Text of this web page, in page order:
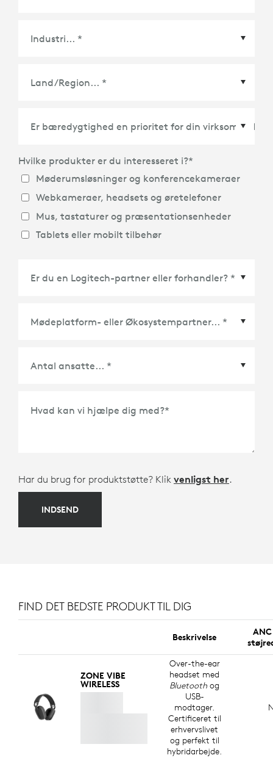
Hvilke produkter er du interesseret i?*
Møderumsløsninger og konferencekameraer
Webkameraer, headsets og øretelefoner
Mus, tastaturer og præsentationsenheder
Tablets eller mobilt tilbehør
Hvad kan vi hjælpe dig med?*
Har du brug for produktstøtte? Klik venligst her.
INDSEND
FIND DET BEDSTE PRODUKT TIL DIG
Beskrivelse
ZONE VIBE
WIRELESS
Over-the-ear
headset med
Bluetooth og
USB-
modtager.
Certificeret til
erhvervslivet
og perfekt til
hybridarbejde.